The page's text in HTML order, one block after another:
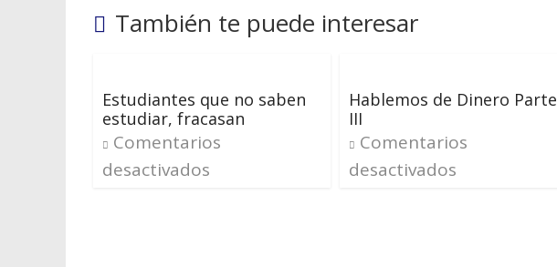
También te puede interesar
Estudiantes que no saben
estudiar, fracasan
Comentarios
desactivados
Hablemos de Dinero Parte
III
Comentarios
desactivados